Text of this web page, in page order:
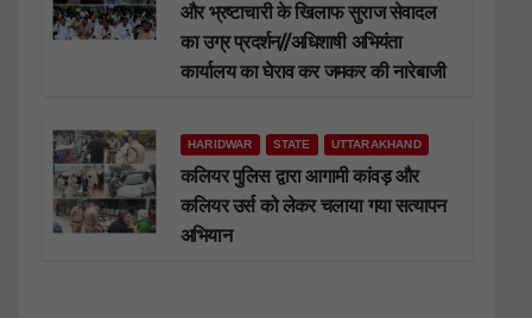
और भ्रष्टाचारी के खिलाफ सुराज सेवादल
का उग्र प्रदर्शन//अधिशाषी अभियंता
कार्यालय का घेराव कर जमकर की नारेबाजी
HARIDWAR STATE UTTARAKHAND
कलियर पुलिस द्वारा आगामी कांवड़ और
कलियर उर्स को लेकर चलाया गया सत्यापन
अभियान